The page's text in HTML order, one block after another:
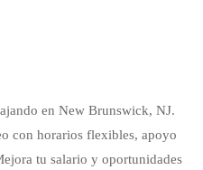
en New Brunswick, NJ.
con horarios flexibles, apoyo
tu salario y oportunidades